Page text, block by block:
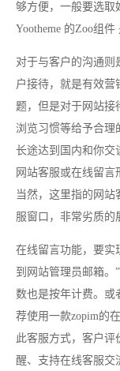
够方便，一般要选取
Yootheme 的Zoo组件
对于与客户的沟通则
户接待，就是有效营
题，但是对于网站接
浏览习惯等给予合理
长途达到国内和你交
网站客服或在线留言
当然，这里指的网
服窗口，非常劣质的
在线留言功能，要实
到网站管理员邮箱。
数也是按年计费。或
荐使用一款zopim的
此客服方式，客户评
醒、支持在线客服交